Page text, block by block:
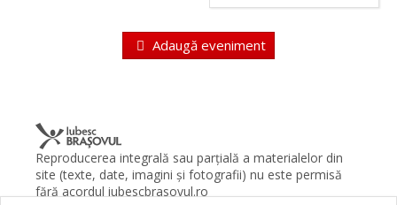
Adaugă eveniment
Reproducerea integrală sau parţială a materialelor din
site (texte, date, imagini şi fotografii) nu este permisă
fără acordul iubescbrasovul.ro